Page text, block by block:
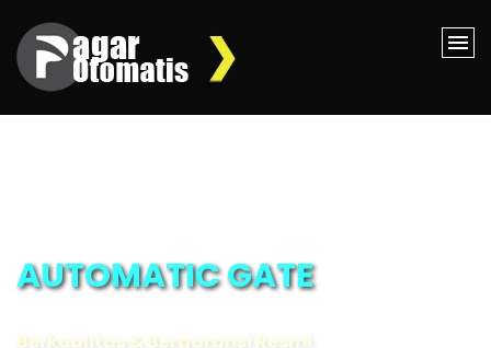
AUTOMATIC GATE
Berkualitas & Bergaransi Resmi